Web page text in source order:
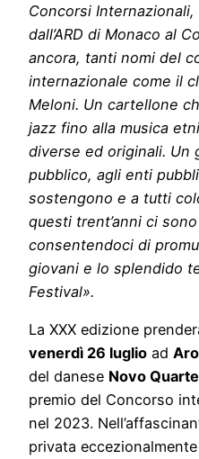
Concorsi Internazionali,
dall’ARD di Monaco al
ancora, tanti nomi del
internazionale come il
Meloni. Un cartellone
jazz fino alla musica
diverse ed originali. Un
pubblico, agli enti
sostengono e a tutti
questi trent’anni ci
consentendoci di
giovani e lo splendido
Festival».
La XXX edizione
venerdì 26 luglio ad
del danese Novo
premio del Concorso
nel 2023.
privata